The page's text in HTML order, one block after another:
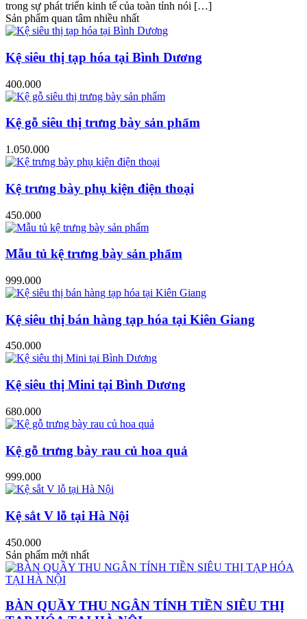
trong sự phát triển kinh tế của toàn tỉnh nói […]
Sản phẩm quan tâm nhiều nhất
Kệ siêu thị tạp hóa tại Bình Dương
400.000
Kệ gỗ siêu thị trưng bày sản phẩm
1.050.000
Kệ trưng bày phụ kiện điện thoại
450.000
Mẫu tủ kệ trưng bày sản phẩm
999.000
Kệ siêu thị bán hàng tạp hóa tại Kiên Giang
450.000
Kệ siêu thị Mini tại Bình Dương
680.000
Kệ gỗ trưng bày rau củ hoa quả
999.000
Kệ sắt V lỗ tại Hà Nội
450.000
Sản phẩm mới nhất
BÀN QUẦY THU NGÂN TÍNH TIỀN SIÊU THỊ